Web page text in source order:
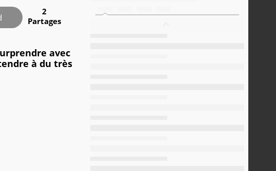
2
Partages
avec
à du très